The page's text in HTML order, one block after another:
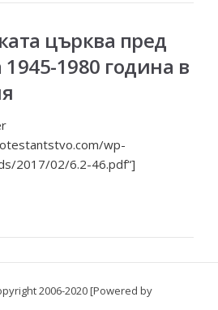
църква пред
1980 година в
wp-
2017/02/6.2-46.pdf“]
2006-2020 [Powered by